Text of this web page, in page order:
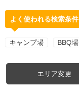
よく使われる検索条件
キャンプ場 BBQ場
エリア変更